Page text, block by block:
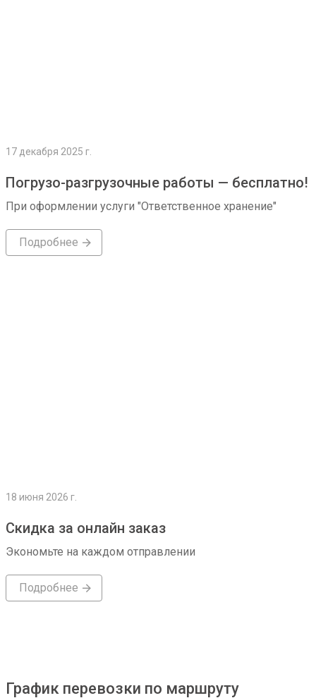
17 декабря 2025 г.
Погрузо-разгрузочные работы — бесплатно!
При оформлении услуги "Ответственное хранение"
Подробнее
18 июня 2026 г.
Скидка за онлайн заказ
Экономьте на каждом отправлении
Подробнее
График перевозки по маршруту